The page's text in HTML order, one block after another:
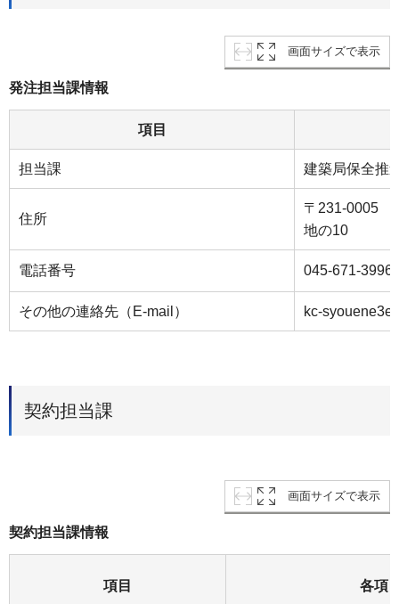
画面サイズで表示
発注担当課情報
項目
担当課 建築局保全推
住所
〒231-0005
地の10
電話番号 045-671-3996
その他の連絡先（E-mail） kc-
契約担当課
画面サイズで表示
契約担当課情報
項目 各項